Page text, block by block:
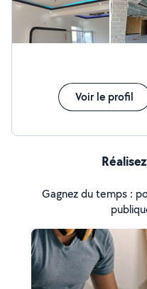
Voir le profil
Gagnez du temps :